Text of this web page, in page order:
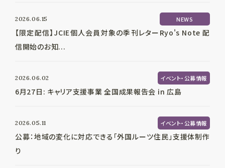
2026.06.15 NEWS
【限定配信】JCIE個人会員対象の季刊レターRyo's Note 配
信開始のお知...
2026.06.02 イベント・公募情報
6月27日: キャリア支援事業 全国成果報告会 in 広島
2026.05.11 イベント・公募情報
公募：地域の変化に対応できる「外国ルーツ住民」支援体制作
り